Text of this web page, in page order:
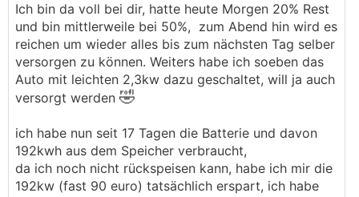
Ich bin da voll bei dir, hatte heute Morgen 20% Rest
und bin mittlerweile bei 50%, zum Abend hin wird es
reichen um wieder alles bis zum nächsten Tag selber
versorgen zu können. Weiters habe ich soeben das
Auto mit leichten 2,3kw dazu geschaltet, will ja auch
versorgt werden 🤣
ich habe nun seit 17 Tagen die Batterie und davon
192kwh aus dem Speicher verbraucht,
da ich noch nicht rückspeisen kann, habe ich mir die
192kw (fast 90 euro) tatsächlich erspart, ich habe